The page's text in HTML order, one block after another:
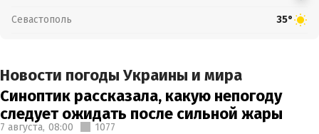
Севастополь 35°
Новости погоды Украины и мира
Синоптик рассказала, какую непогоду
следует ожидать после сильной жары
7 августа, 08:00 1077